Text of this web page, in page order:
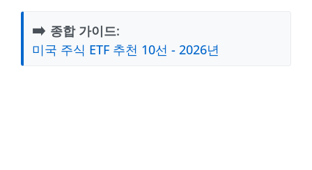
➡️ 종합 가이드:
미국 주식 ETF 추천 10선 - 2026년